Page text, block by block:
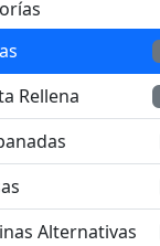
Rellena
Alternativas